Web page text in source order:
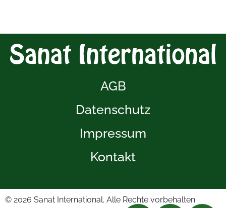
AGB
Datenschutz
Impressum
Kontakt
© 2026 Sanat International. Alle Rechte vorbehalten.